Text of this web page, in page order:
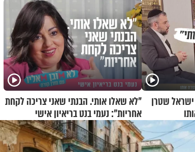
שטרן
"לא שאלו אותי. הבנתי שאני צריכה לקחת
אחריות": נעמי בנט בריאיון אישי